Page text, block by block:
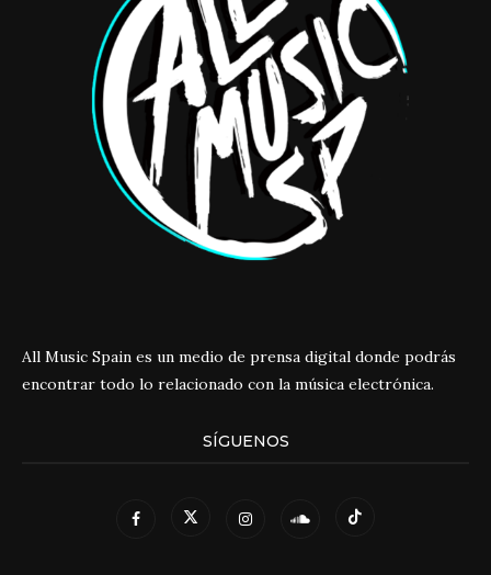
All Music Spain es un medio de prensa digital donde podrás
encontrar todo lo relacionado con la música electrónica.
SÍGUENOS